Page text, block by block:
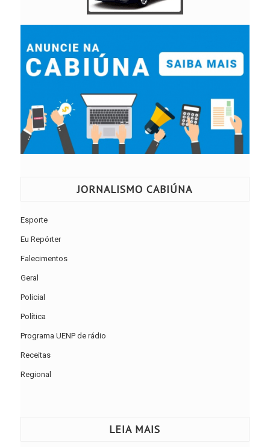
JORNALISMO CABIÚNA
Esporte
Eu Repórter
Falecimentos
Geral
Policial
Política
Programa UENP de rádio
Receitas
Regional
LEIA MAIS